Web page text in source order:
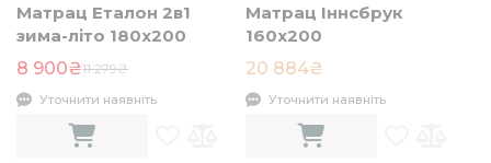
Матрац Еталон 2в1
зима-літо 180x200
8 900₴11 279₴
Уточнити наявніть
Матрац Іннсбрук
160х200
20 884₴
Уточнити наявніть